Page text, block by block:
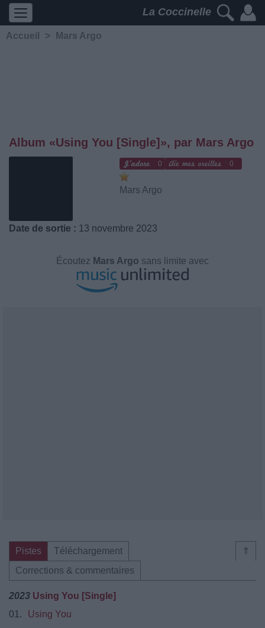
La Coccinelle
Accueil > Mars Argo
Album «Using You [Single]», par Mars Argo
0 0
Mars Argo
Date de sortie : 13 novembre 2023
Écoutez Mars Argo sans limite avec
⇑
Pistes
Téléchargement
Corrections & commentaires
2023 Using You [Single]
01.
Using You